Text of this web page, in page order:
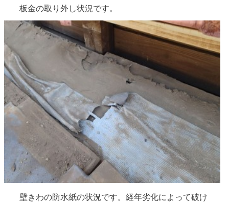
板金の取り外し状況です。
壁きわの防水紙の状況です。経年劣化によって破け